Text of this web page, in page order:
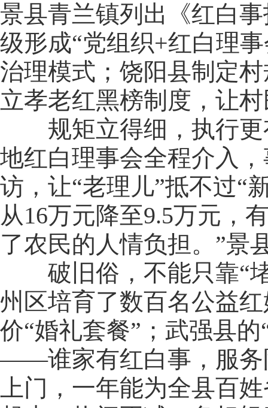
景县青兰镇列出《红白
级形成“党组织+红白理
治理模式；饶阳县制定
立孝老红黑榜制度，让
规矩立得细，执行更
地红白理事会全程介入
访，让“老理儿”抵不过“
从16万元降至9.5万元，
了农民的人情负担。”景
破旧俗，不能只靠“堵
州区培育了数百名公益
价“婚礼套餐”；武强县
——谁家有红白事，服务
上门，一年能为全县百